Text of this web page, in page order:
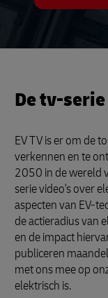
De tv-
EV TV is er om de
verkennen en te
2050 in de wereld
serie video's over
aspecten van EV-
de actieradius van
en de impact
publiceren
met ons mee op
elektrisch is.